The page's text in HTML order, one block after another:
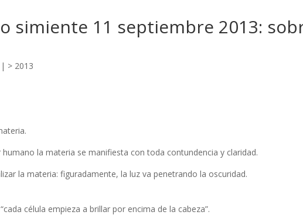
simiente 11 septiembre 2013:
| > 2013
la materia se manifiesta con toda contundencia y claridad.
la materia: figuradamente, la luz va penetrando la oscuridad.
célula empieza a brillar por encima de la cabeza”.